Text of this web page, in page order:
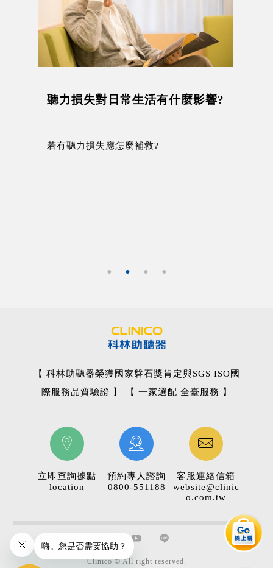
聽力損失對日常生活有什麼影響?
若有聽力損失應怎麼補救?
【 科林助聽器榮獲國家磐石獎肯定與SGS ISO國
際服務品質驗證 】 【 一家選配 全臺服務 】
立即查詢據點
location
預約專人諮詢
0800-551188
客服連絡信箱
website@clinic
o.com.tw
Clinico © All right reserved.